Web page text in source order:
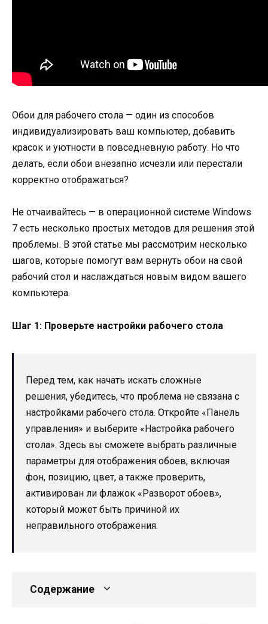
Обои для рабочего стола — один из способов
индивидуализировать ваш компьютер, добавить
красок и уютности в повседневную работу. Но что
делать, если обои внезапно исчезли или перестали
корректно отображаться?
Не отчаивайтесь — в операционной системе Windows
7 есть несколько простых методов для решения этой
проблемы. В этой статье мы рассмотрим несколько
шагов, которые помогут вам вернуть обои на свой
рабочий стол и наслаждаться новым видом вашего
компьютера.
Шаг 1: Проверьте настройки рабочего стола
Перед тем, как начать искать сложные
решения, убедитесь, что проблема не связана с
настройками рабочего стола. Откройте «Панель
управления» и выберите «Настройка рабочего
стола». Здесь вы сможете выбрать различные
параметры для отображения обоев, включая
фон, позицию, цвет, а также проверить,
активирован ли флажок «Разворот обоев»,
который может быть причиной их
неправильного отображения.
Содержание